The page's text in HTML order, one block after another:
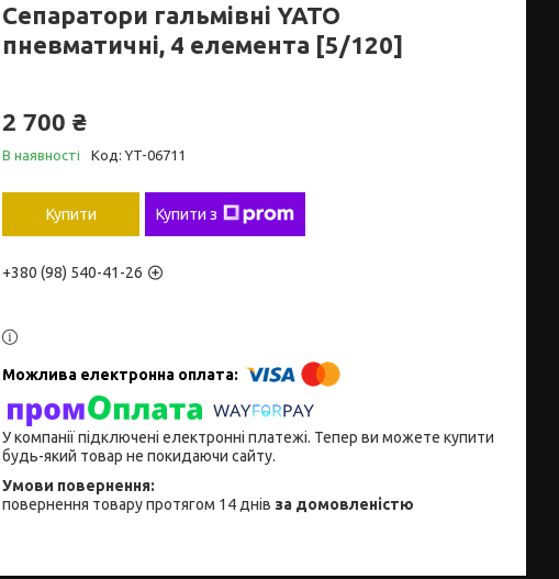
Сепаратори гальмівні YATO
пневматичні, 4 елемента [5/120]
2 700 ₴
В наявності Код:YT-06711
Купити Купити з
+380 (98) 540-41-26
У компанії підключені електронні платежі. Тепер ви можете купити
будь-який товар не покидаючи сайту.
повернення товару протягом 14 днів за домовленістю